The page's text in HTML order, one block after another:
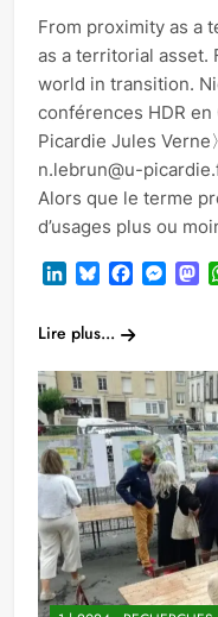
From proximity as a
as a territorial asset.
world in transition.
conférences HDR
Picardie Jules Verne
n.lebrun@u-
Alors que le terme
d’usages plus ou
LinkedInBluesky
Lire plus...